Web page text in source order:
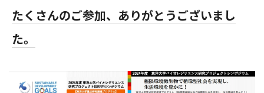
たくさんのご参加、ありがとうございまし
た。